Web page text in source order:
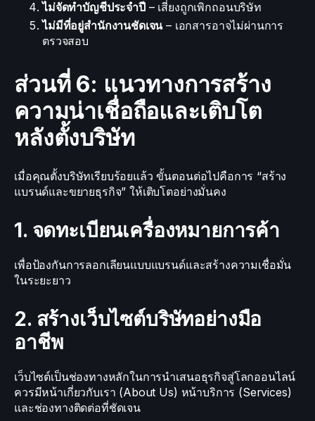
ไม่จัดทำบัญชีประจำปี– เสี่ยงถูกเพิกถอนบริษัท
ไม่มีที่อยู่สำนักงานชัดเจน– เอกสารอาจไม่ผ่านการ
ตรวจสอบ
ส่วนที่ 6: แนวทางการสร้าง
ความน่าเชื่อถือและเติบโต
หลังตั้งบริษัท
เมื่อคุณตั้งบริษัทเรียบร้อยแล้ว ขั้นตอนต่อไปคือการ “สร้าง
แบรนด์และขยายธุรกิจ” ให้เติบโตอย่างมั่นคง
1. จดทะเบียนเครื่องหมายการค้า
เพื่อป้องกันการลอกเลียนแบบแบรนด์และสร้างความเชื่อมั่น
ในระยะยาว
2. สร้างเว็บไซต์บริษัทอย่างมือ
อาชีพ
เว็บไซต์เป็นช่องทางหลักในการนำเสนอธุรกิจสู่โลกออนไลน์
ควรมีหน้าเกี่ยวกับเรา (About Us) หน้าบริการ (Services)
และช่องทางติดต่อที่ชัดเจน